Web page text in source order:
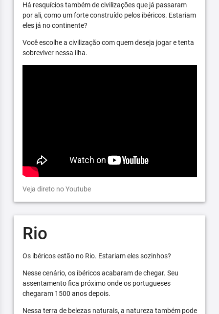
Há resquícios também de civilizações que já passaram
por ali, como um forte construído pelos ibéricos. Estariam
eles já no continente?
Você escolhe a civilização com quem deseja jogar e tenta
sobreviver nessa ilha.
Veja direto no Youtube
Rio
Os ibéricos estão no Rio. Estariam eles sozinhos?
Nesse cenário, os ibéricos acabaram de chegar. Seu
assentamento fica próximo onde os portugueses
chegaram 1500 anos depois.
Nessa terra de belezas naturais, a natureza também pode